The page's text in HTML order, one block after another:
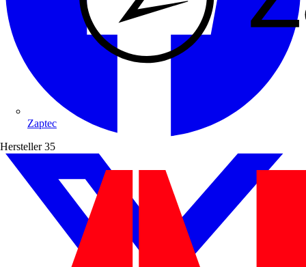
Zaptec
Hersteller 35